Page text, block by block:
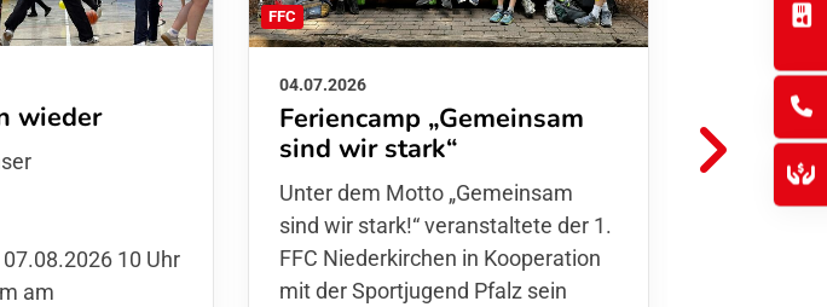
wieder
10 Uhr
am
FFC
04.07.2026
Feriencamp „Gemeinsam
sind wir stark“
Unter dem Motto „Gemeinsam sind
wir stark!“ veranstaltete der 1. FFC
Niederkirchen in Kooperation mit
der Sportjugend Pfalz sein
26.06.2026
Aufgrund